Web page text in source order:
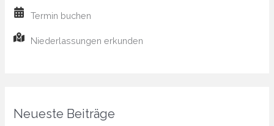
Termin buchen
Niederlassungen erkunden
Neueste Beiträge